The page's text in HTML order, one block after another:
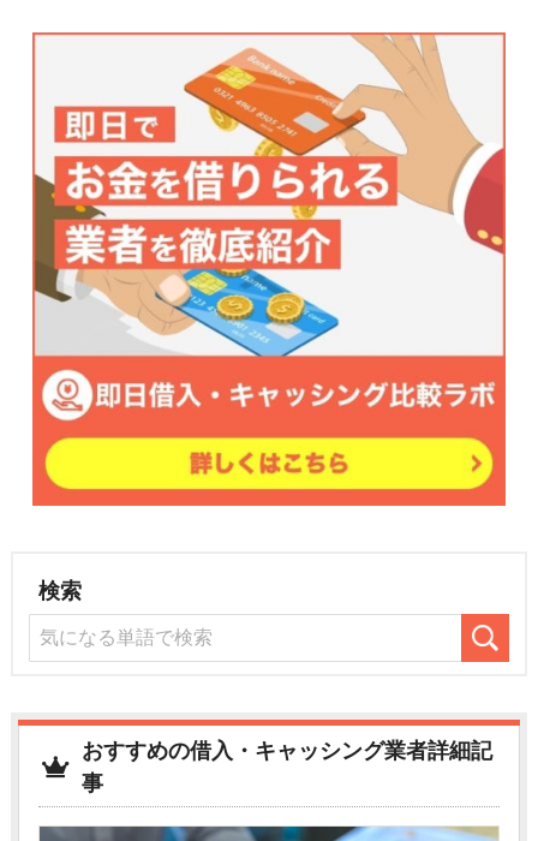
検索
おすすめの借入・キャッシング業者詳細記
事